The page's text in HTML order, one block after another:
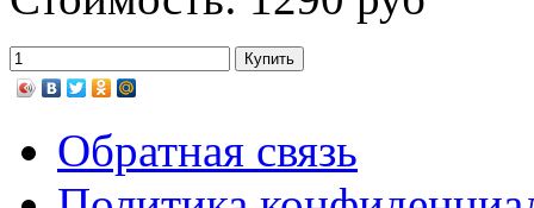
Обратная связь